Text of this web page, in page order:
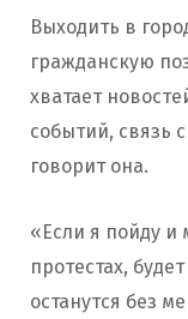
Выходить в
гражданскую
хватает
событий, связь
говорит она.
«Если я пойду и
протестах,
останутся без